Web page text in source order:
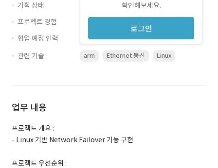
확인해보세요.
로그인
기획 상태
프로젝트 경험
협업 예정 인력
관련 기술
arm Ethernet 통신 Linux
업무 내용
프로젝트 개요 :
- Linux 기반 Network Failover 기능 구현
프로젝트 우선순위 :